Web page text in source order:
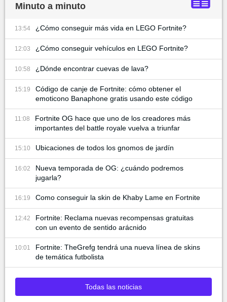
Minuto a minuto
13:54 ¿Cómo conseguir más vida en LEGO Fortnite?
12:03 ¿Cómo conseguir vehículos en LEGO Fortnite?
10:58 ¿Dónde encontrar cuevas de lava?
15:19
Código de canje de Fortnite: cómo obtener el
emoticono Banaphone gratis usando este código
11:08
Fortnite OG hace que uno de los creadores más
importantes del battle royale vuelva a triunfar
15:10 Ubicaciones de todos los gnomos de jardín
16:02
Nueva temporada de OG: ¿cuándo podremos
jugarla?
16:19 Como conseguir la skin de Khaby Lame en Fortnite
12:42
Fortnite: Reclama nuevas recompensas gratuitas
con un evento de sentido arácnido
10:01
Fortnite: TheGrefg tendrá una nueva línea de skins
de temática futbolista
Todas las noticias